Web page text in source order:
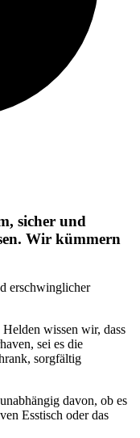
sicher und
Wir kümmern
erschwinglicher
wissen wir, dass
sei es die
sorgfältig
davon, ob es
Esstisch oder das